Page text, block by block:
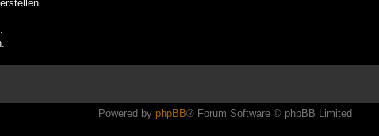
Powered by phpBB® Forum Software © phpBB Limited